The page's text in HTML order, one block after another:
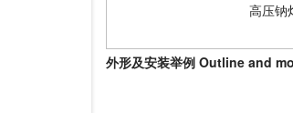
高压钠
外形及安装举例 Outline and